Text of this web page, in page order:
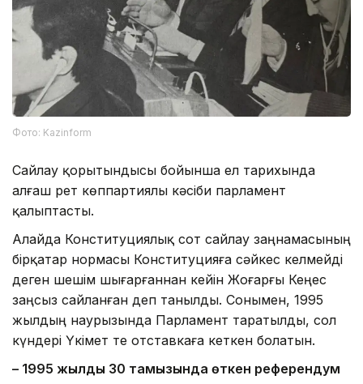
Фото: Kazinform
Сайлау қорытындысы бойынша ел тарихында
алғаш рет көппартиялы кәсіби парламент
қалыптасты.
Алайда Конституциялық сот сайлау заңнамасының
бірқатар нормасы Конституцияға сәйкес келмейді
деген шешім шығарғаннан кейін Жоғарғы Кеңес
заңсыз сайланған деп танылды. Сонымен, 1995
жылдың наурызында Парламент таратылды, сол
күндері Үкімет те отставкаға кеткен болатын.
– 1995 жылдың 30 тамызында өткен референдум